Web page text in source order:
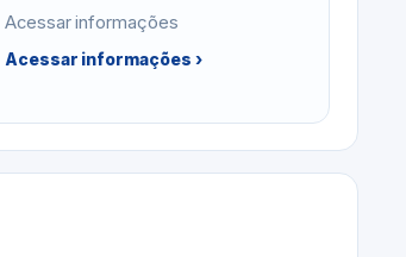
Acessar informações
Acessar informações ›